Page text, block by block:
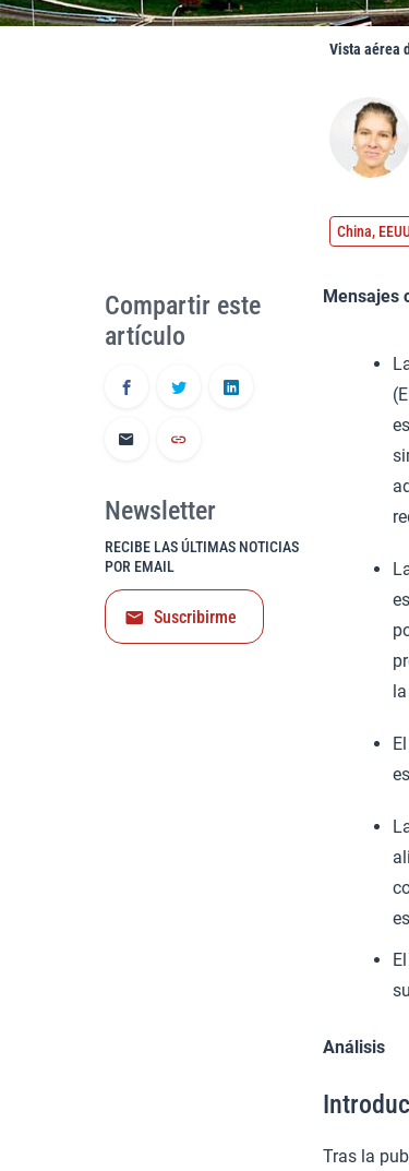
Vista aérea
China,
Mensajes
Análisis
Tras la
Compartir este
artículo
Newsletter
RECIBE LAS ÚLTIMAS NOTICIAS
POR EMAIL
Suscribirme